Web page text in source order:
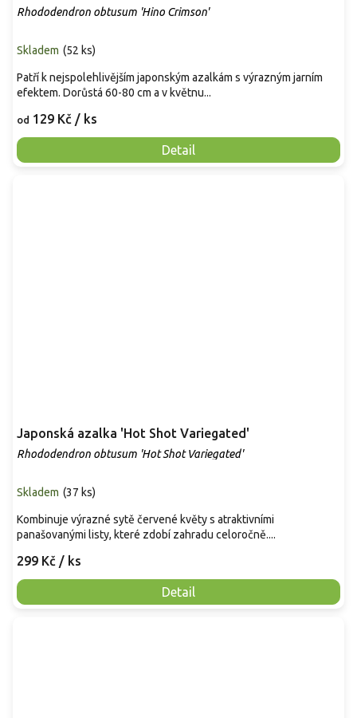
Rhododendron obtusum 'Hino Crimson'
Skladem (52 ks)
od 129 Kč / ks
Detail
Patří k nejspolehlivějším japonským azalkám s výrazným jarním
efektem. Dorůstá 60-80 cm a v květnu...
Japonská azalka 'Hot Shot Variegated'
Rhododendron obtusum 'Hot Shot Variegated'
Skladem (37 ks)
299 Kč / ks
Detail
Kombinuje výrazné sytě červené květy s atraktivními
panašovanými listy, které zdobí zahradu celoročně....